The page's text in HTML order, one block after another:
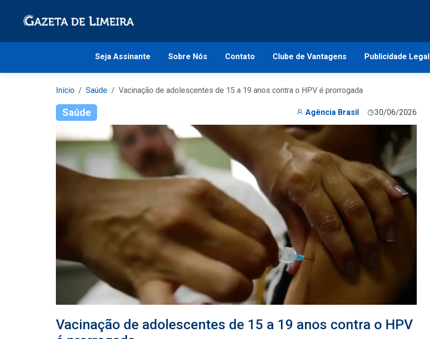
Seja Assinante Sobre Nós Contato Clube de Vantagens Publicidade Legal
Início Saúde Vacinação de adolescentes de 15 a 19 anos contra o HPV é prorrogada
Saúde Agência Brasil 30/06/2026
Vacinação de adolescentes de 15 a 19 anos contra o HPV